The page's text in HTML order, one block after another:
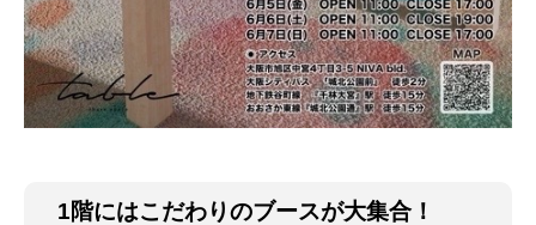
1階にはこだわりのブースが大集合！